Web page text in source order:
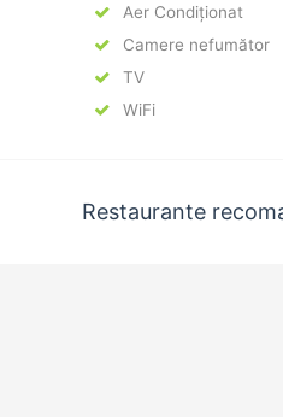
Aer Condiționat
Camere nefumător
TV
WiFi
Restaurante